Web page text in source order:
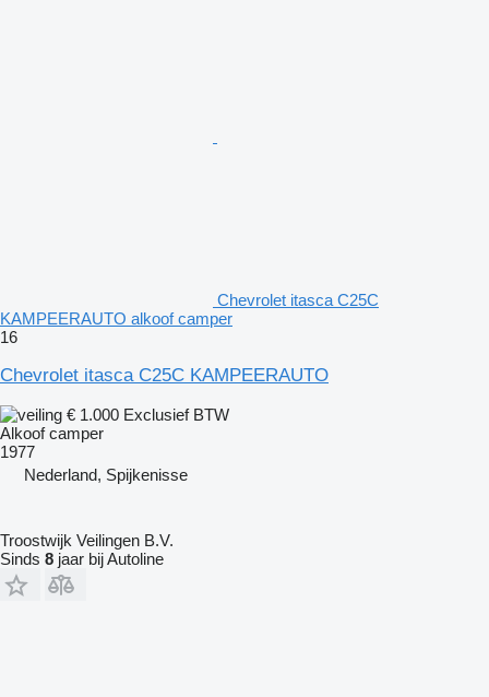
Chevrolet itasca C25C
KAMPEERAUTO alkoof camper
16
Chevrolet itasca C25C KAMPEERAUTO
€ 1.000 Exclusief BTW
Alkoof camper
1977
Nederland, Spijkenisse
Troostwijk Veilingen B.V.
Sinds 8 jaar bij Autoline